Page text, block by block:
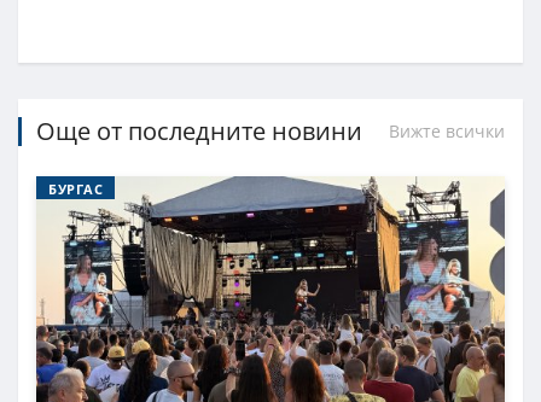
Още от последните новини Вижте всички
БУРГАС